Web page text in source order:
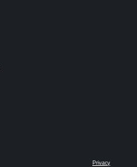
Privacy